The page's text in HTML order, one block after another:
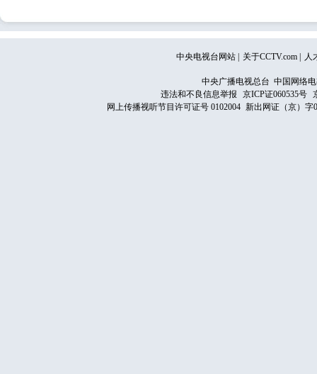
中央电视台网站 关于CCTV.com 人
中央广播电视总台 中国网络
违法和不良信息举报
京ICP证060535号
网上传播视听节目许可证号 0102004 新出网证（京）